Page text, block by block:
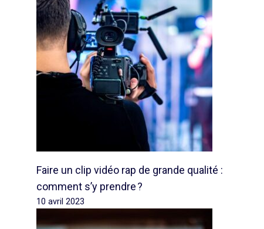
Faire un clip vidéo rap de grande qualité :
comment s’y prendre ?
10 avril 2023